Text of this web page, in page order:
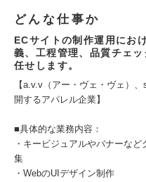
どんな仕事か
ECサイトの制作運用にお
義、工程管理、品質チェ
任せします。
【a.v.v（アー・ヴェ・ヴェ）
開するアパレル企業】
■具体的な業務内容：
・キービジュアルやバナーな
集
・WebのUIデザイン制作